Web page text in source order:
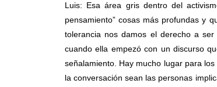
Luis: Esa área gris dentro del
pensamiento” cosas más profundas y
tolerancia nos damos el derecho a
cuando ella empezó con un discurso
señalamiento. Hay mucho lugar para
la conversación sean las personas